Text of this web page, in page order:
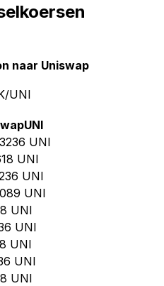
naar Uniswap
UNI
UNI
UNI
UNI
UNI
UNI
UNI
UNI
UNI
UNI
UNI